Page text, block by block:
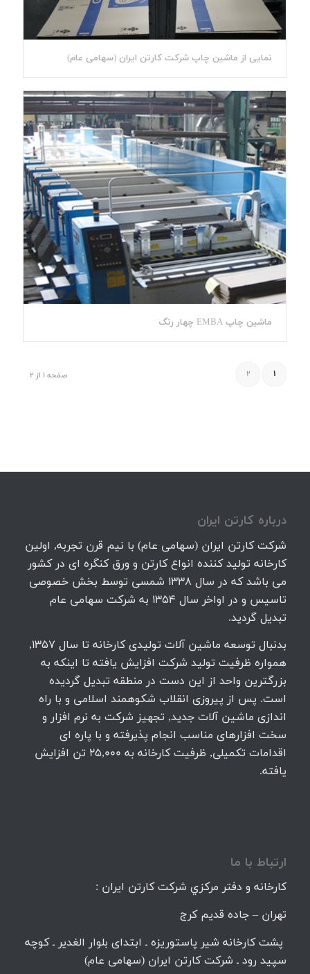
نمایی از ماشین چاپ شرکت کارتن ایران (سهامی عام)
ماشین چاپ EMBA چهار رنگ
صفحه 1 از 2 1
2
درباره كارتن ايران
شرکت کارتن ایران (سهامی عام) با نیم قرن تجربه, اولین
کارخانه تولید کننده انواع کارتن و ورق کنگره ای در کشور
می باشد که در سال 1338 شمسی توسط بخش خصوصی
تاسیس و در اواخر سال 1354 به شرکت سهامی عام
تبدیل گردید.
بدنبال توسعه ماشین آلات تولیدی کارخانه تا سال 1357,
همواره ظرفیت تولید شرکت افزایش یافته تا اینکه به
بزرگترین واحد از این دست در منطقه تبدیل گردیده
است. پس از پیروزی انقلاب شکوهمند اسلامی و با راه
اندازی ماشین آلات جدید, تجهیز شرکت به نرم افزار و
سخت افزارهای مناسب انجام پذیرفته و با پاره ای
اقدامات تکمیلی, ظرفیت کارخانه به 25,000 تن افزایش
یافته.
ارتباط با ما
كارخانه و دفتر مركزي شركت كارتن ايران :
تهران – جاده قديم كرج
پشت کارخانه شیر پاستوریزه ـ ابتدای بلوار الغدیر ـ کوچه
سپید رود ـ شرکت کارتن ایران (سهامی عام)